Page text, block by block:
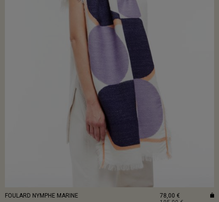
FOULARD NYMPHE MARINE
78,00 €